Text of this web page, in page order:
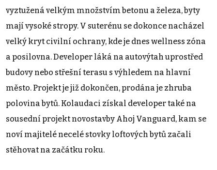
vyztužená velkým množstvím betonu a železa, byty
mají vysoké stropy. V suterénu se dokonce nacházel
velký kryt civilní ochrany, kde je dnes wellness zóna
a posilovna. Developer láká na autovýtah uprostřed
budovy nebo střešní terasu s výhledem na hlavní
město. Projekt je již dokončen, prodána je zhruba
polovina bytů. Kolaudaci získal developer také na
sousední projekt novostavby Ahoj Vanguard, kam se
noví majitelé necelé stovky loftových bytů začali
stěhovat na začátku roku.